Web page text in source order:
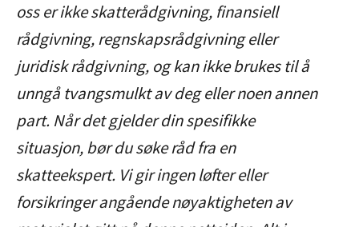
oss er ikke skatterådgivning, finansiell
rådgivning, regnskapsrådgivning eller
juridisk rådgivning, og kan ikke brukes til å
unngå tvangsmulkt av deg eller noen annen
part. Når det gjelder din spesifikke
situasjon, bør du søke råd fra en
skatteekspert. Vi gir ingen løfter eller
forsikringer angående nøyaktigheten av